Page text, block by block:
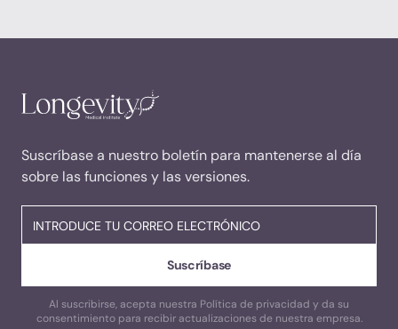
Suscríbase a nuestro boletín para mantenerse al día
sobre las funciones y las versiones.
Al suscribirse, acepta nuestra Política de privacidad y da su
consentimiento para recibir actualizaciones de nuestra empresa.